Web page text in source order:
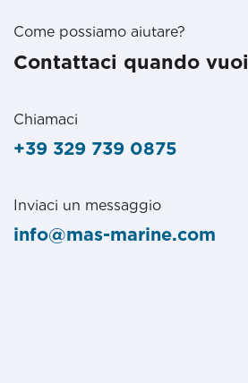
Come possiamo aiutare?
Contattaci quando vuoi
Chiamaci
+39 329 739 0875
Inviaci un messaggio
info@mas-marine.com